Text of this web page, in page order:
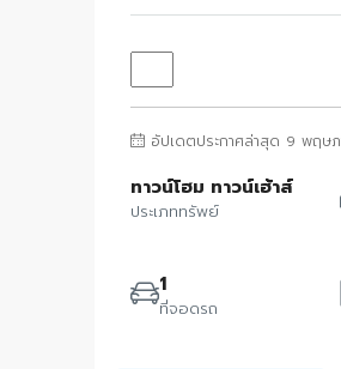
อัปเดตประกาศล่าสุด 9 พฤษ
ทาวน์โฮม ทาวน์เฮ้าส์
ประเภททรัพย์
1
ที่จอดรถ